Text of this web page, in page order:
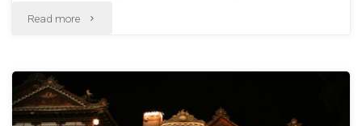
冬
の
Read more "雪
を